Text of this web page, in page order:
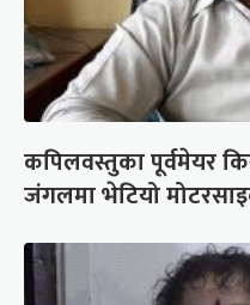
कपिलवस्तुका पूर्वमेयर
जंगलमा भेटियो